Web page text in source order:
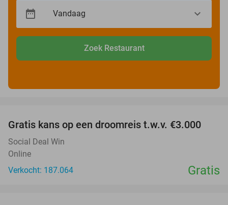
Zoek Restaurant
Gratis kans op een droomreis t.w.v. €3.000
Social Deal Win
Online
Verkocht: 187.064
Gratis